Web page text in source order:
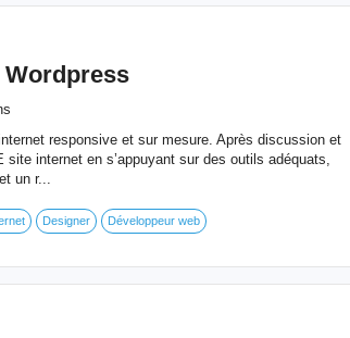
responsive et sur mesure. Après discussion et
internet en s’appuyant sur des outils adéquats,
un r...
Designer Développeur web